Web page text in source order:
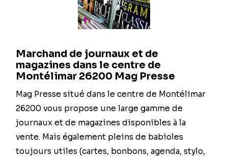
Marchand de journaux et de
magazines dans le centre de
Montélimar 26200 Mag Presse
Mag Presse situé dans le centre de Montélimar
26200 vous propose une large gamme de
journaux et de magazines disponibles à la
vente. Mais également pleins de babioles
toujours utiles (cartes, bonbons, agenda, stylo,